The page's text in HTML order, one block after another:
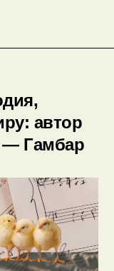
автор
— Гамбар